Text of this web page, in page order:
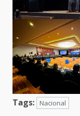
Tags: Nacional